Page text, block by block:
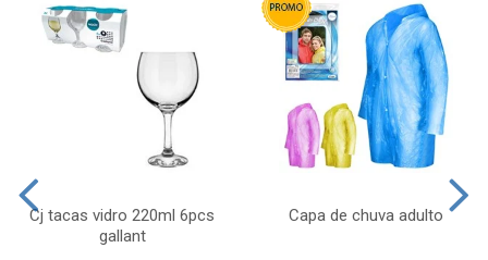
Cj tacas vidro 220ml 6pcs
gallant
Capa de chuva adulto